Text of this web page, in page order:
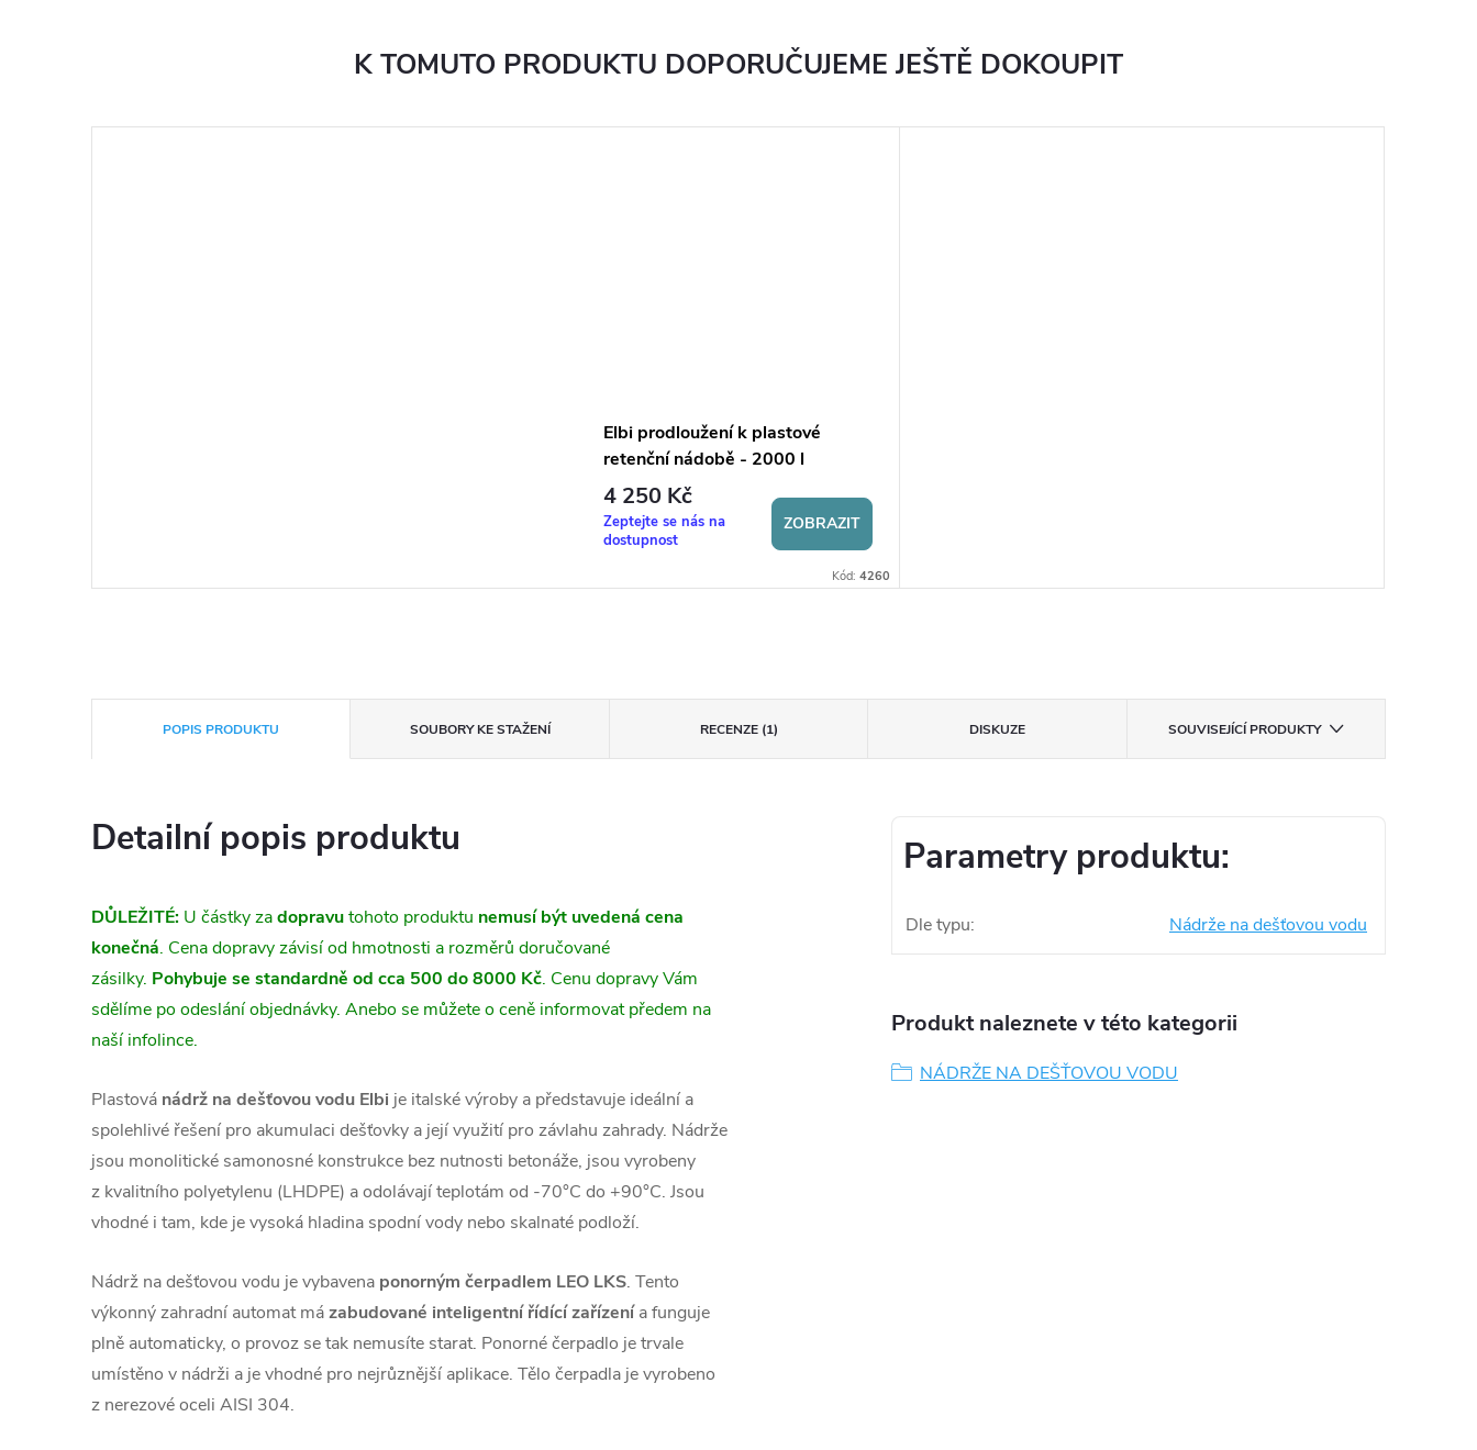
POPIS PRODUKTU SOUBORY KE STAŽENÍ RECENZE (1) DISKUZE SOUVISEJÍCÍ PRODUKTY
Detailní popis produktu
DŮLEŽITÉ: U částky zadopravutohoto produktu nemusí být uvedená cena
konečná. Cena dopravy závisí od hmotnosti a rozměrů doručované
zásilky. Pohybuje se standardně od cca 500 do 8000 Kč. Cenu dopravy Vám
sdělíme po odeslání objednávky. Anebo se můžete o ceně informovat předem na
naší infolince.
Plastová nádrž na dešťovou vodu Elbi je italské výroby a představuje ideální a
spolehlivé řešení pro akumulaci dešťovky a její využití pro závlahu zahrady. Nádrže
jsou monolitické samonosné konstrukce bez nutnosti betonáže, jsou vyrobeny
z kvalitního polyetylenu (LHDPE) a odolávají teplotám od -70°C do +90°C. Jsou
vhodné i tam, kde je vysoká hladina spodní vody nebo skalnaté podloží.
Nádrž na dešťovou vodu je vybavena ponorným čerpadlem LEO LKS. Tento
výkonný zahradní automat mázabudované inteligentní řídící zařízenía funguje
plně automaticky, o provoz se tak nemusíte starat. Ponorné čerpadlo je trvale
umístěno v nádrži a je vhodné pro nejrůznější aplikace. Tělo čerpadla je vyrobeno
z nerezové oceli AISI 304.
Parametry produktu:
Dle typu: Nádrže na dešťovou vodu
Produkt naleznete v této kategorii
NÁDRŽE NA DEŠŤOVOU VODU
K TOMUTO PRODUKTU DOPORUČUJEME JEŠTĚ DOKOUPIT
Elbi prodloužení k plastové
retenční nádobě - 2000 l
4 250 Kč
Zeptejte se nás na
dostupnost
ZOBRAZIT
Kód: 4260